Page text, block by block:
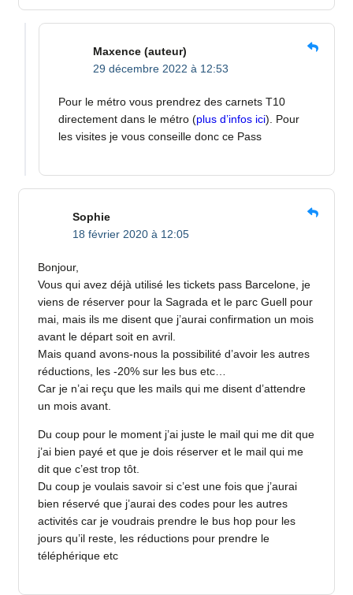
Maxence (auteur)
29 décembre 2022 à 12:53
Pour le métro vous prendrez des carnets T10
directement dans le métro (plus d’infos ici). Pour
les visites je vous conseille donc ce Pass
Sophie
18 février 2020 à 12:05
Bonjour,
Vous qui avez déjà utilisé les tickets pass Barcelone, je
viens de réserver pour la Sagrada et le parc Guell pour
mai, mais ils me disent que j’aurai confirmation un mois
avant le départ soit en avril.
Mais quand avons-nous la possibilité d’avoir les autres
réductions, les -20% sur les bus etc…
Car je n’ai reçu que les mails qui me disent d’attendre
un mois avant.
Du coup pour le moment j’ai juste le mail qui me dit que
j’ai bien payé et que je dois réserver et le mail qui me
dit que c’est trop tôt.
Du coup je voulais savoir si c’est une fois que j’aurai
bien réservé que j’aurai des codes pour les autres
activités car je voudrais prendre le bus hop pour les
jours qu’il reste, les réductions pour prendre le
téléphérique etc